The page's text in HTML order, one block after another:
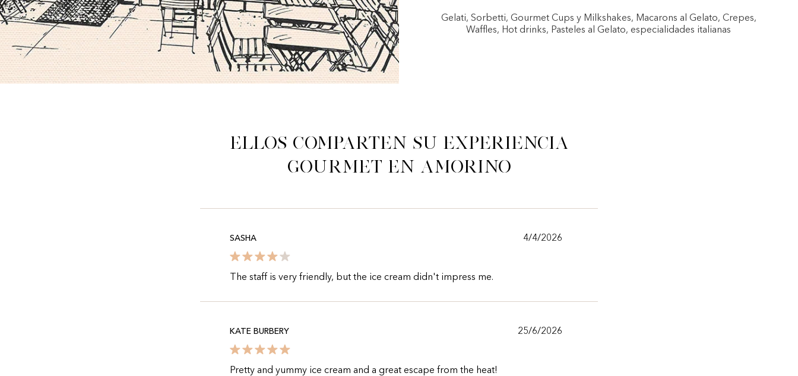
Gelati, Sorbetti, Gourmet Cups y Milkshakes, Macarons al Gelato, Crepes,
Waffles, Hot drinks, Pasteles al Gelato, especialidades italianas
Ellos comparten su experiencia
gourmet en Amorino
SASHA 4/4/2026
The staff is very friendly, but the ice cream didn't impress me.
KATE BURBERY 25/6/2026
Pretty and yummy ice cream and a great escape from the heat!